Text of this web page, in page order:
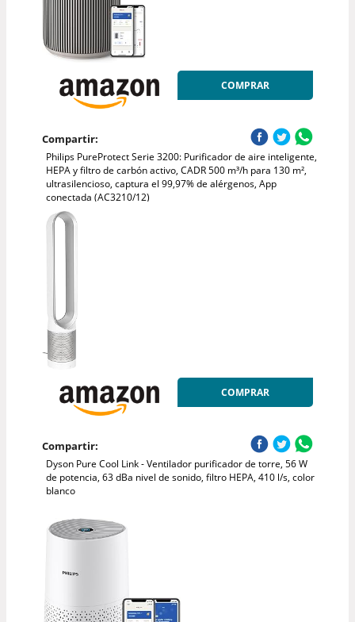
COMPRAR
Compartir:
Philips PureProtect Serie 3200: Purificador de aire inteligente,
HEPA y filtro de carbón activo, CADR 500 m³/h para 130 m²,
ultrasilencioso, captura el 99,97% de alérgenos, App
conectada (AC3210/12)
COMPRAR
Compartir:
Dyson Pure Cool Link - Ventilador purificador de torre, 56 W
de potencia, 63 dBa nivel de sonido, filtro HEPA, 410 l/s, color
blanco